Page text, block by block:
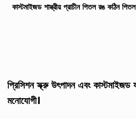
কাস্টমাইজড শাস্ত্রীয় প্রাচীন পিতল রঙ কঠিন
প্রিসিশন স্ক্রু উৎপাদন এবং কাস্টমাইজড
মনোযোগী।